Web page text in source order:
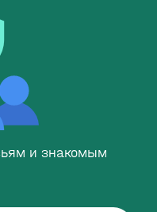
и знакомым